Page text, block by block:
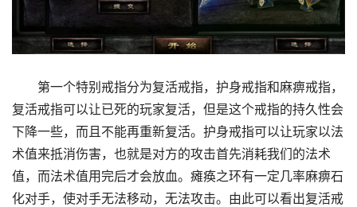
第一个特别戒指分为复活戒指，护身戒指和麻痹戒指，
复活戒指可以让已死的玩家复活，但是这个戒指的持久性会
下降一些，而且不能再重新复活。护身戒指可以让玩家以法
术值来抵消伤害，也就是对方的攻击首先消耗我们的法术
值，而法术值用完后才会放血。瘫痪之环有一定几率麻痹石
化对手，使对手无法移动，无法攻击。由此可以看出复活戒